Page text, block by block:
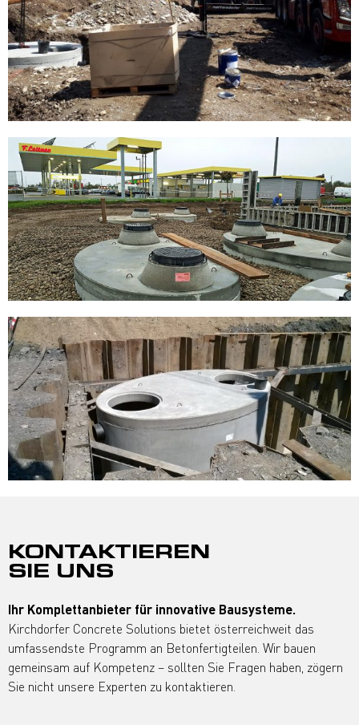
KONTAKTIEREN
SIE UNS
Ihr Komplettanbieter für innovative Bausysteme.
Kirchdorfer Concrete Solutions bietet österreichweit das
umfassendste Programm an Betonfertigteilen. Wir bauen
gemeinsam auf Kompetenz – sollten Sie Fragen haben, zögern
Sie nicht unsere Experten zu kontaktieren.